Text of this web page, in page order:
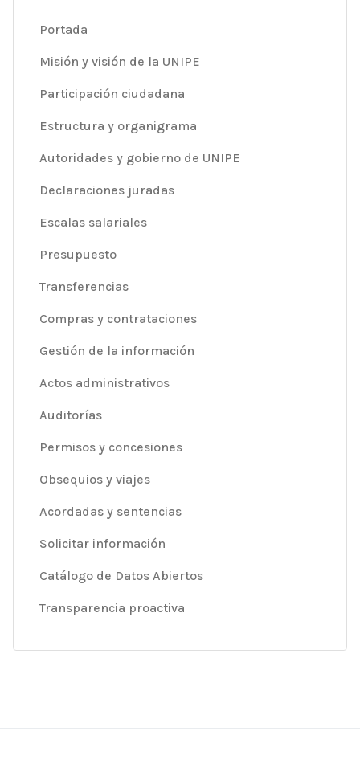
Portada
Misión y visión de la UNIPE
Participación ciudadana
Estructura y organigrama
Autoridades y gobierno de UNIPE
Declaraciones juradas
Escalas salariales
Presupuesto
Transferencias
Compras y contrataciones
Gestión de la información
Actos administrativos
Auditorías
Permisos y concesiones
Obsequios y viajes
Acordadas y sentencias
Solicitar información
Catálogo de Datos Abiertos
Transparencia proactiva